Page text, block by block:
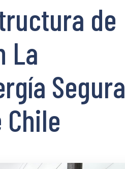
de
La
Segura